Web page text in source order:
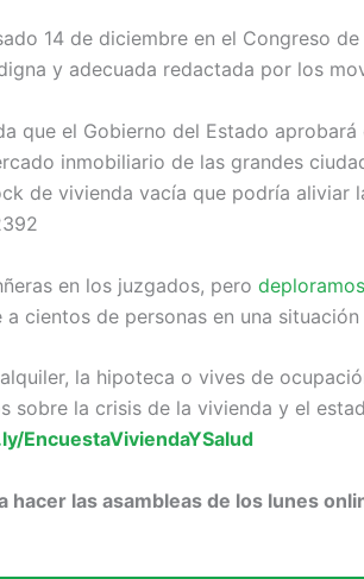
14 de diciembre en el Congreso
y adecuada redactada por los
que el Gobierno del Estado
inmobiliario de las grandes
de vivienda vacía que podría aliviar
en los juzgados, pero
a cientos de personas en una
la hipoteca o vives de
sobre la crisis de la vivienda y el
EncuestaViviendaYSalud
las asambleas de los lunes